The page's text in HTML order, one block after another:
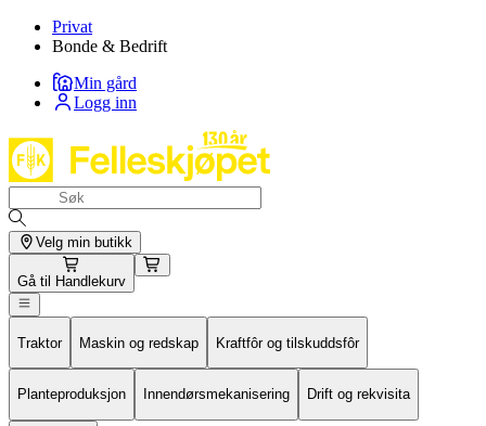
Privat
Bonde & Bedrift
Min gård
Logg inn
Velg min butikk
Gå til Handlekurv
Traktor Maskin og redskap Kraftfôr og tilskuddsfôr
Planteproduksjon Innendørsmekanisering Drift og rekvisita